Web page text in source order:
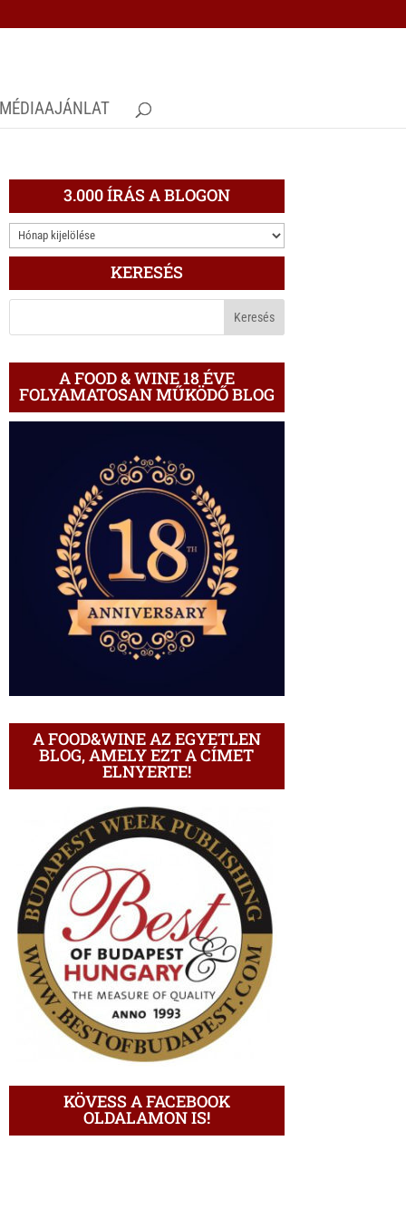
MÉDIAAJÁNLAT
3.000 ÍRÁS A BLOGON
3.000
ÍRÁS
BLOGON
KERESÉS
A FOOD & WINE 18 ÉVE
FOLYAMATOSAN MŰKÖDŐ BLOG
A FOOD&WINE AZ EGYETLEN
BLOG, AMELY EZT A CÍMET
ELNYERTE!
KÖVESS A FACEBOOK
OLDALAMON IS!